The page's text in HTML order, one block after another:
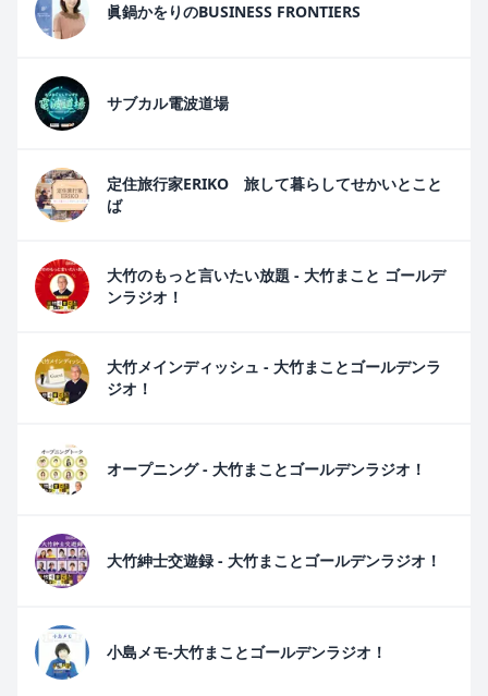
眞鍋かをりのBUSINESS FRONTIERS
サブカル電波道場
定住旅行家ERIKO 旅して暮らしてせかいとこと
ば
大竹のもっと言いたい放題 - 大竹まこと ゴールデ
ンラジオ！
大竹メインディッシュ - 大竹まことゴールデンラ
ジオ！
オープニング - 大竹まことゴールデンラジオ！
大竹紳士交遊録 - 大竹まことゴールデンラジオ！
小島メモ-大竹まことゴールデンラジオ！